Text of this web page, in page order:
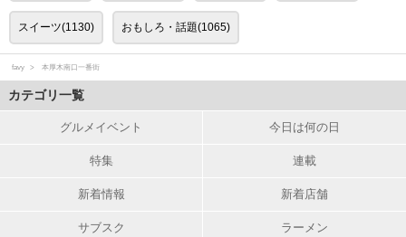
スイーツ(1130) おもしろ・話題(1065)
favy 本厚木南口一番街
カテゴリ一覧
グルメイベント 今日は何の日
特集 連載
新着情報 新着店舗
サブスク ラーメン